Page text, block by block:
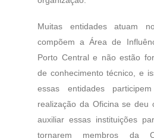
Muitas entidades atuam
compõem a Área de
Porto Central e não estão
de conhecimento técnico, e
essas entidades
realização da Oficina se deu
auxiliar essas instituições
tornarem membros da